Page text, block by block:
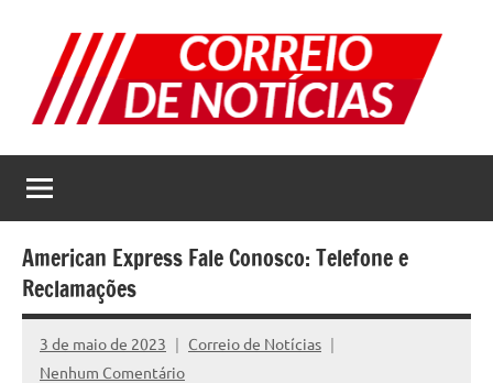
conteúdo
Correio
de
Notícias
as
melhores
notícias
da
internet
American Express Fale Conosco: Telefone e
Reclamações
3 de maio de 2023
Correio de Notícias
Nenhum Comentário